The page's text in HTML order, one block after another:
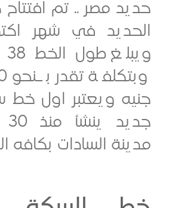
مصر .. تم افتتاح خط
الحديد في
ويبلغ طول الخط 38
وبتكلفة تقدر
ويعتبر اول خط سكة
جديد ينشأ منذ 30
السادات بكافه